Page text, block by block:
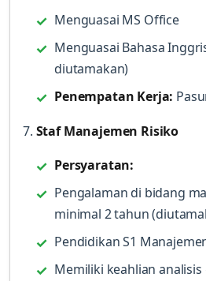
Menguasai MS Office
Menguasai Bahasa
diutamakan)
Penempatan Kerja:
7. Staf Manajemen Risiko
Persyaratan:
Pengalaman di bidang
minimal 2 tahun
Pendidikan S1
Memiliki keahlian analisis